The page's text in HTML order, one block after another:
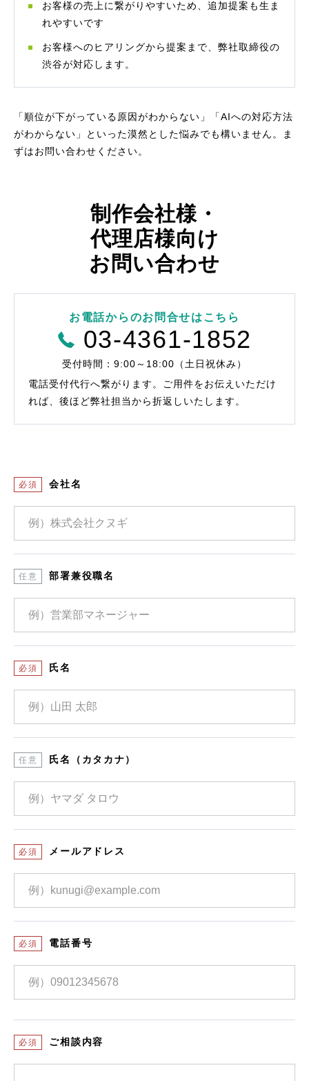
お客様の売上に繋がりやすいため、追加提案も生ま
れやすいです
お客様へのヒアリングから提案まで、弊社取締役の
渋谷が対応します。
「順位が下がっている原因がわからない」「AIへの対応方法
がわからない」といった漠然とした悩みでも構いません。ま
ずはお問い合わせください。
制作会社様・
代理店様向け
お問い合わせ
お電話からのお問合せはこちら
03-4361-1852
受付時間：9:00～18:00（土日祝休み）
電話受付代行へ繋がります。
ご用件をお伝えいただけ
れば、後ほど弊社担当から折返しいたします。
必須 会社名
任意 部署兼役職名
必須 氏名
任意 氏名（カタカナ）
必須 メールアドレス
必須 電話番号
必須 ご相談内容